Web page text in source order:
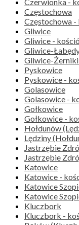
Częstochowa
Częstochowa -
Gliwice
Gliwice -
Gliwice-
Gliwice-
Pyskowice
Pyskowice -
Golasowice
Golasowice -
Gołkowice
Gołkowice -
Hołdunów
Lędziny
Jastrzębie
Jastrzębie
Katowice
Katowice -
Katowice
Katowice
Kluczbork
Kluczbork -